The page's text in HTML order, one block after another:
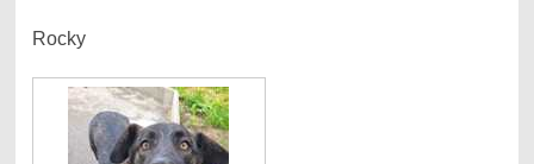
Rocky